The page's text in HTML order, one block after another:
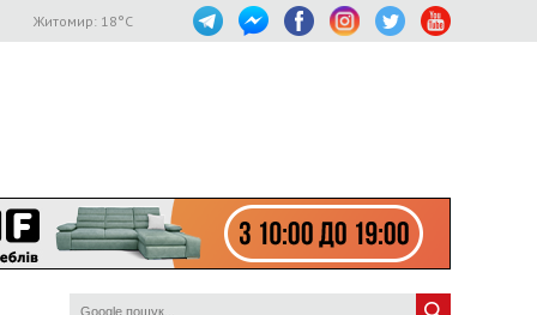
Житомир: 18°C